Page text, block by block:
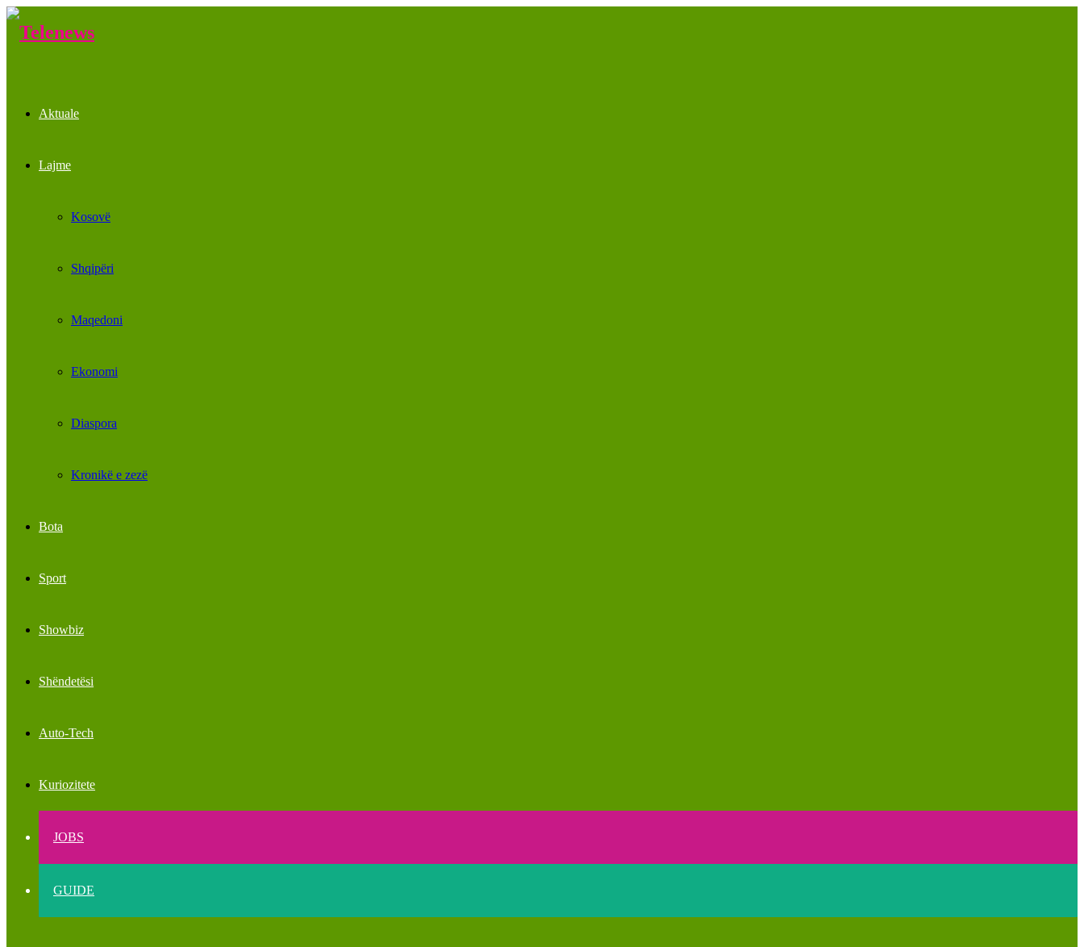
Aktuale
Lajme
Kosovë
Shqipëri
Maqedoni
Ekonomi
Diaspora
Kronikë e zezë
Bota
Sport
Showbiz
Shëndetësi
Auto-Tech
Kuriozitete
JOBS
GUIDE